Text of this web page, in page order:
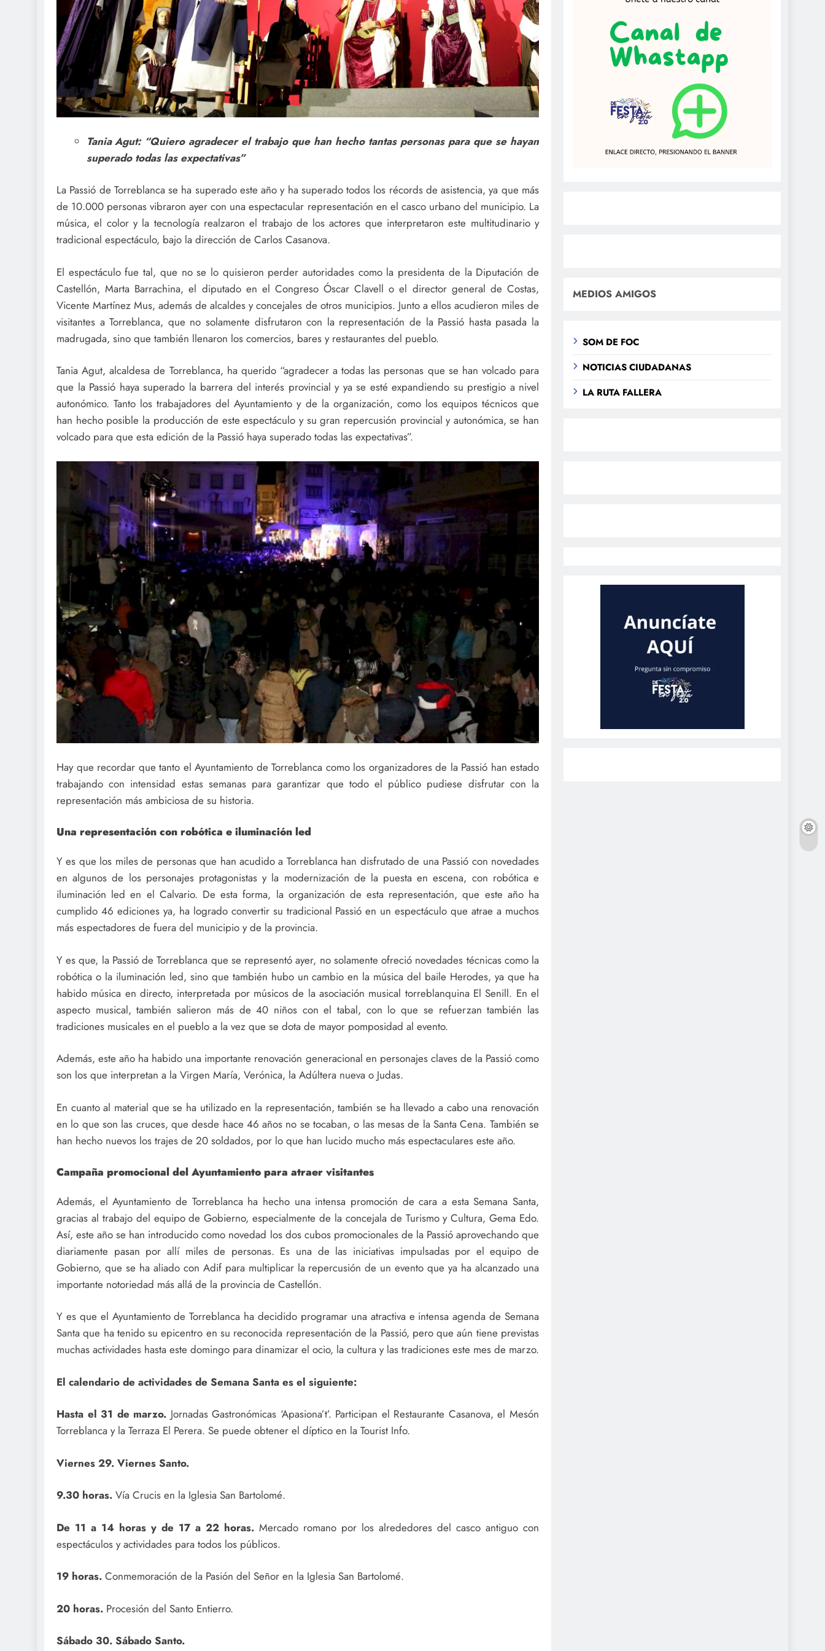
Tania Agut: “Quiero agradecer el trabajo que han hecho tantas personas para que se hayan
superado todas las expectativas”
La Passió de Torreblanca se ha superado este año y ha superado todos los récords de asistencia, ya que más
de 10.000 personas vibraron ayer con una espectacular representación en el casco urbano del municipio. La
música, el color y la tecnología realzaron el trabajo de los actores que interpretaron este multitudinario y
tradicional espectáculo, bajo la dirección de Carlos Casanova.
El espectáculo fue tal, que no se lo quisieron perder autoridades como la presidenta de la Diputación de
Castellón, Marta Barrachina, el diputado en el Congreso Óscar Clavell o el director general de Costas,
Vicente Martínez Mus, además de alcaldes y concejales de otros municipios. Junto a ellos acudieron miles de
visitantes a Torreblanca, que no solamente disfrutaron con la representación de la Passió hasta pasada la
madrugada, sino que también llenaron los comercios, bares y restaurantes del pueblo.
Tania Agut, alcaldesa de Torreblanca, ha querido “agradecer a todas las personas que se han volcado para
que la Passió haya superado la barrera del interés provincial y ya se esté expandiendo su prestigio a nivel
autonómico. Tanto los trabajadores del Ayuntamiento y de la organización, como los equipos técnicos que
han hecho posible la producción de este espectáculo y su gran repercusión provincial y autonómica, se han
volcado para que esta edición de la Passió haya superado todas las expectativas”.
Hay que recordar que tanto el Ayuntamiento de Torreblanca como los organizadores de la Passió han estado
trabajando con intensidad estas semanas para garantizar que todo el público pudiese disfrutar con la
representación más ambiciosa de su historia.
Una representación con robótica e iluminación led
Y es que los miles de personas que han acudido a Torreblanca han disfrutado de una Passió con novedades
en algunos de los personajes protagonistas y la modernización de la puesta en escena, con robótica e
iluminación led en el Calvario. De esta forma, la organización de esta representación, que este año ha
cumplido 46 ediciones ya, ha logrado convertir su tradicional Passió en un espectáculo que atrae a muchos
más espectadores de fuera del municipio y de la provincia.
Y es que, la Passió de Torreblanca que se representó ayer, no solamente ofreció novedades técnicas como la
robótica o la iluminación led, sino que también hubo un cambio en la música del baile Herodes, ya que ha
habido música en directo, interpretada por músicos de la asociación musical torreblanquina El Senill. En el
aspecto musical, también salieron más de 40 niños con el tabal, con lo que se refuerzan también las
tradiciones musicales en el pueblo a la vez que se dota de mayor pomposidad al evento.
Además, este año ha habido una importante renovación generacional en personajes claves de la Passió como
son los que interpretan a la Virgen María, Verónica, la Adúltera nueva o Judas.
En cuanto al material que se ha utilizado en la representación, también se ha llevado a cabo una renovación
en lo que son las cruces, que desde hace 46 años no se tocaban, o las mesas de la Santa Cena. También se
han hecho nuevos los trajes de 20 soldados, por lo que han lucido mucho más espectaculares este año.
Campaña promocional del Ayuntamiento para atraer visitantes
Además, el Ayuntamiento de Torreblanca ha hecho una intensa promoción de cara a esta Semana Santa,
gracias al trabajo del equipo de Gobierno, especialmente de la concejala de Turismo y Cultura, Gema Edo.
Así, este año se han introducido como novedad los dos cubos promocionales de la Passió aprovechando que
diariamente pasan por allí miles de personas. Es una de las iniciativas impulsadas por el equipo de
Gobierno, que se ha aliado con Adif para multiplicar la repercusión de un evento que ya ha alcanzado una
importante notoriedad más allá de la provincia de Castellón.
Y es que el Ayuntamiento de Torreblanca ha decidido programar una atractiva e intensa agenda de Semana
Santa que ha tenido su epicentro en su reconocida representación de la Passió, pero que aún tiene previstas
muchas actividades hasta este domingo para dinamizar el ocio, la cultura y las tradiciones este mes de marzo.
El calendario de actividades de Semana Santa es el siguiente:
Hasta el 31 de marzo. Jornadas Gastronómicas ‘Apasiona’t’. Participan el Restaurante Casanova, el Mesón
Torreblanca y la Terraza El Perera. Se puede obtener el díptico en la Tourist Info.
Viernes 29. Viernes Santo.
9.30 horas. Vía Crucis en la Iglesia San Bartolomé.
De 11 a 14 horas y de 17 a 22 horas. Mercado romano por los alrededores del casco antiguo con
espectáculos y actividades para todos los públicos.
19 horas. Conmemoración de la Pasión del Señor en la Iglesia San Bartolomé.
20 horas. Procesión del Santo Entierro.
Sábado 30. Sábado Santo.
MEDIOS AMIGOS
SOM DE FOC
NOTICIAS CIUDADANAS
LA RUTA FALLERA